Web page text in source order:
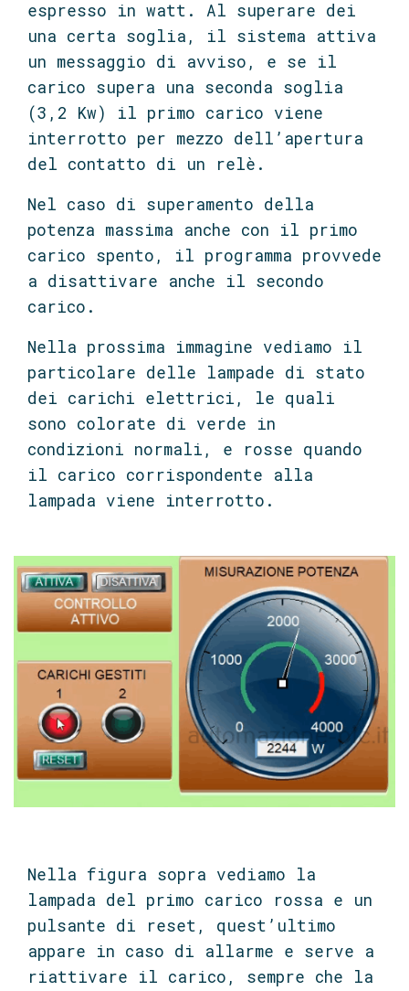
espresso in watt. Al superare dei
una certa soglia, il sistema attiva
un messaggio di avviso, e se il
carico supera una seconda soglia
(3,2 Kw) il primo carico viene
interrotto per mezzo dell’apertura
del contatto di un relè.
Nel caso di superamento della
potenza massima anche con il primo
carico spento, il programma provvede
a disattivare anche il secondo
carico.
Nella prossima immagine vediamo il
particolare delle lampade di stato
dei carichi elettrici, le quali
sono colorate di verde in
condizioni normali, e rosse quando
il carico corrispondente alla
lampada viene interrotto.
Nella figura sopra vediamo la
lampada del primo carico rossa e un
pulsante di reset, quest’ultimo
appare in caso di allarme e serve a
riattivare il carico, sempre che la